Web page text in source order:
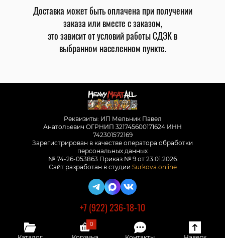
0
Доставка может быть оплачена при получении
заказа или вместе с заказом,
это зависит от условий работы СДЭК в
выбранном населенном пункте.
Реквизиты: ИП Мельник Павел
Анатольевич ОГРНИП 321745600171624 ИНН
742301572169
Зарегистрирован в качестве оператора обработки
персональных данных
№ 74-26-053863 Приказ № 9 от 23.01.2026.
Сайт разработан в студии Surkova.online
+7 (922) 236-18-10